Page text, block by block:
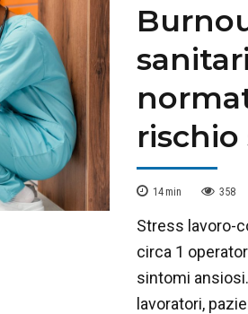
14 min 358
Stress lavoro-
circa 1
sintomi
lavoratori,